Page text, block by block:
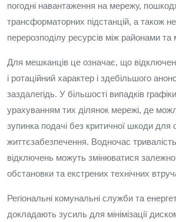
погодні навантаження на мережу,
трансформаторних підстанцій, а також
перерозподілу ресурсів між районами та
Для мешканців це означає, що
і ротаційний характер і здебільшого
заздалегідь. У більшості випадків
урахуванням тих ділянок мережі, де
зупинка подачі без критичної шкоди для
життєзабезпечення. Водночас
відключень можуть змінюватися залежно
обстановки та екстрених технічних
Регіональні комунальні служби та
докладають зусиль для мінімізації